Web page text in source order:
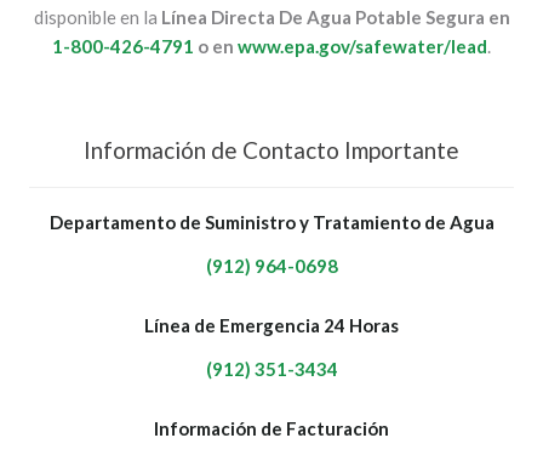
disponible en la Línea Directa De Agua Potable Segura en
1-800-426-4791 o en www.epa.gov/safewater/lead.
Información de Contacto Importante
Departamento de Suministro y Tratamiento de Agua
(912) 964-0698
Línea de Emergencia 24 Horas
(912) 351-3434
Información de Facturación